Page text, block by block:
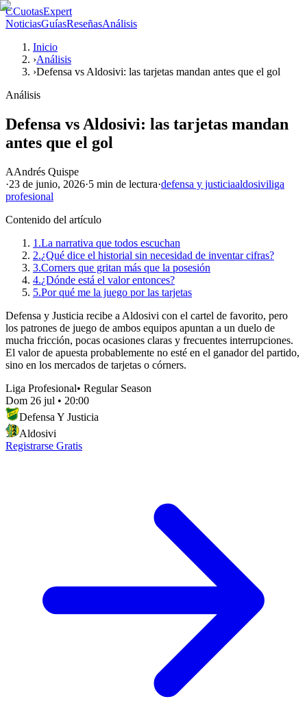
CCuotasExpert
NoticiasGuíasReseñasAnálisis
Inicio
›Análisis
›Defensa vs Aldosivi: las tarjetas mandan antes que el gol
Análisis
Defensa vs Aldosivi: las tarjetas mandan
antes que el gol
AAndrés Quispe
·23 de junio, 2026·5 min de lectura·defensa y justiciaaldosiviliga
profesional
Contenido del artículo
1.La narrativa que todos escuchan
2.¿Qué dice el historial sin necesidad de inventar cifras?
3.Corners que gritan más que la posesión
4.¿Dónde está el valor entonces?
5.Por qué me la juego por las tarjetas
Defensa y Justicia recibe a Aldosivi con el cartel de favorito, pero
los patrones de juego de ambos equipos apuntan a un duelo de
mucha fricción, pocas ocasiones claras y frecuentes interrupciones.
El valor de apuesta probablemente no esté en el ganador del partido,
sino en los mercados de tarjetas o córners.
Liga Profesional• Regular Season
Dom 26 jul • 20:00
Defensa Y Justicia
Aldosivi
Registrarse Gratis